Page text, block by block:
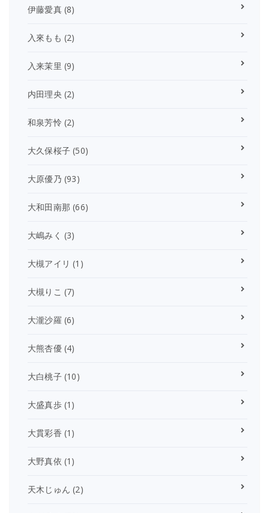
伊藤愛真(8)
入來もも (2)
入来茉里 (9)
内田理央 (2)
和泉芳怜 (2)
大久保桜子 (50)
大原優乃 (93)
大和田南那 (66)
大嶋みく (3)
大槻アイリ (1)
大槻りこ (7)
大瀧沙羅 (6)
大熊杏優(4)
大白桃子(10)
大盛真歩(1)
大貫彩香 (1)
大野真依 (1)
天木じゅん (2)